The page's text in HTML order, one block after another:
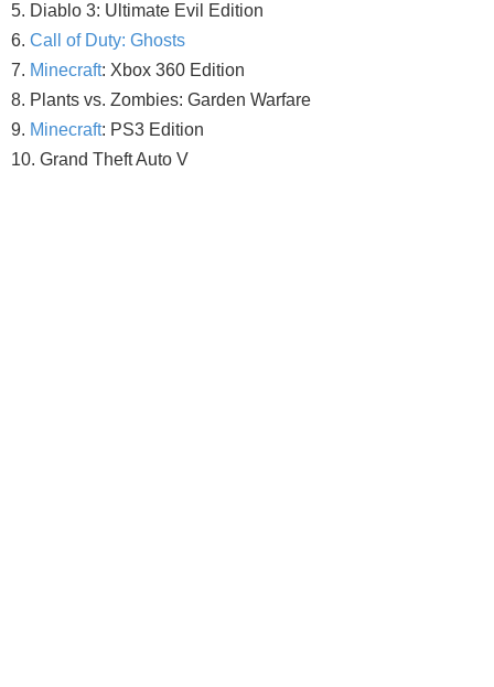
Diablo 3: Ultimate Evil Edition
Call of Duty: Ghosts
Minecraft: Xbox 360 Edition
Plants vs. Zombies: Garden Warfare
Minecraft: PS3 Edition
Grand Theft Auto V